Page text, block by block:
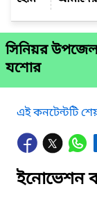
সিনিয়র উপজেলা
যশোর
এই কনটেন্টটি
ইনোভেশন